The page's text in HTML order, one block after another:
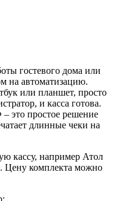
гостевого дома или
на автоматизацию.
или планшет, просто
и касса готова.
это простое решение
длинные чеки на
кассу, например Атол
Цену комплекта можно